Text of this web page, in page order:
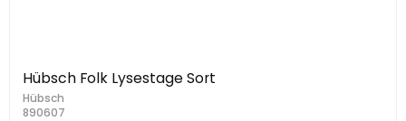
Hübsch Folk Lysestage Sort
Hübsch
890607